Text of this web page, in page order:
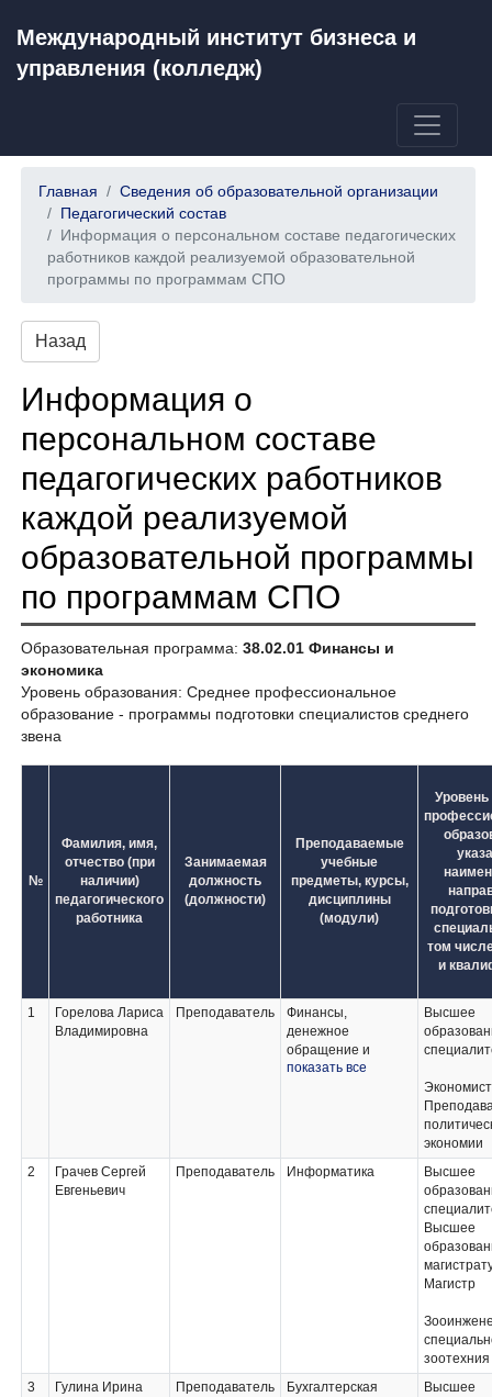
Международный институт бизнеса и
управления (колледж)
Главная
Сведения об образовательной организации
Педагогический состав
Информация о персональном составе педагогических
работников каждой реализуемой образовательной
программы по программам СПО
Назад
Информация о
персональном составе
педагогических работников
каждой реализуемой
образовательной программы
по программам СПО
Образовательная программа: 38.02.01 Финансы и
экономика
Уровень образования: Среднее профессиональное
образование - программы подготовки специалистов среднего
звена
№
Фамилия, имя,
отчество (при
наличии)
педагогического
работника
Занимаемая
должность
(должности)
Преподаваемые
учебные
предметы, курсы,
дисциплины
(модули)
Уровень
том
и
1
Горелова Лариса
Владимировна
Преподаватель
Финансы,
денежное
обращение и
кредит;
учета активов
организации;
показать все
Высшее
экономии
2
Грачев Сергей
Евгеньевич
Преподаватель Информатика
Высшее
Высшее
Магистр
зоотехния
3
Гулина Ирина
Преподаватель
Бухгалтерская
Высшее